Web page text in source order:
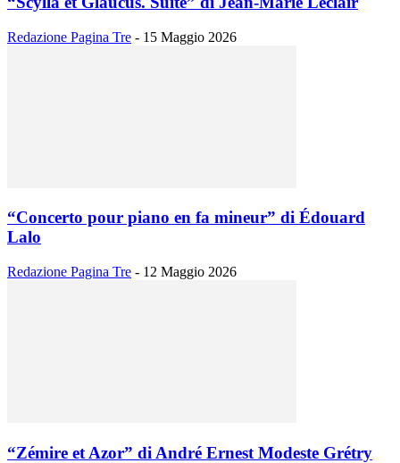
Redazione Pagina Tre - 15 Maggio 2026
“Concerto pour piano en fa mineur” di Édouard
Lalo
Redazione Pagina Tre - 12 Maggio 2026
“Zémire et Azor” di André Ernest Modeste Grétry